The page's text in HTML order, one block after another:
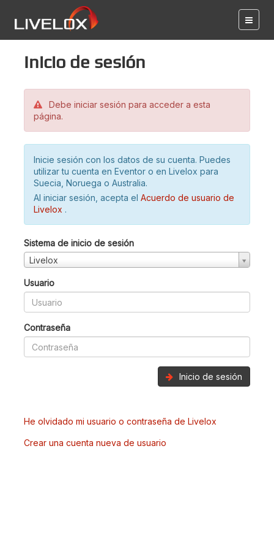
Inicio de sesión
Debe iniciar sesión para acceder a esta
página.
Inicie sesión con los datos de su cuenta. Puedes
utilizar tu cuenta en Eventor o en Livelox para
Suecia, Noruega o Australia.
Al iniciar sesión, acepta el Acuerdo de usuario de
Livelox .
Sistema de inicio de sesión
Livelox
Usuario
Contraseña
Inicio de sesión
He olvidado mi usuario o contraseña de Livelox
Crear una cuenta nueva de usuario